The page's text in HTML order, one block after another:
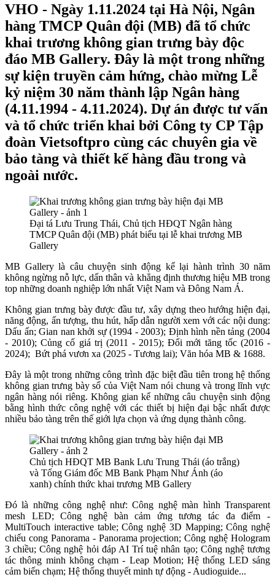
VHO - Ngày 1.11.2024 tại Hà Nội, Ngân
hàng TMCP Quân đội (MB) đã tổ chức
khai trương không gian trưng bày độc
đáo MB Gallery. Đây là một trong những
sự kiện truyền cảm hứng, chào mừng Lễ
kỷ niệm 30 năm thành lập Ngân hàng
(4.11.1994 - 4.11.2024). Dự án được tư vấn
và tổ chức triển khai bởi Công ty CP Tập
đoàn Vietsoftpro cùng các chuyên gia về
bảo tàng và thiết kế hàng đầu trong và
ngoài nước.
Đại tá Lưu Trung Thái, Chủ tịch HĐQT Ngân hàng
TMCP Quân đội (MB) phát biểu tại lễ khai trương MB
Gallery
MB Gallery là câu chuyện sinh động kể lại hành trình 30 năm
không ngừng nỗ lực, dấn thân và khẳng định thương hiệu MB trong
top những doanh nghiệp lớn nhất Việt Nam và Đông Nam Á.
Không gian trưng bày được đầu tư, xây dựng theo hướng hiện đại,
năng động, ấn tượng, thu hút, hấp dẫn người xem với các nội dung:
Dấu ấn; Gian nan khởi sự (1994 - 2003); Định hình nền tảng (2004
- 2010); Củng cố giá trị (2011 - 2015); Đổi mới tăng tốc (2016 -
2024); Bứt phá vươn xa (2025 - Tương lai); Văn hóa MB & 1688.
Đây là một trong những công trình đặc biệt đầu tiên trong hệ thống
không gian trưng bày số của Việt Nam nói chung và trong lĩnh vực
ngân hàng nói riêng. Không gian kể những câu chuyện sinh động
bằng hình thức công nghệ với các thiết bị hiện đại bậc nhất được
nhiều bảo tàng trên thế giới lựa chọn và ứng dụng thành công.
Chủ tịch HĐQT MB Bank Lưu Trung Thái (áo trắng)
và Tổng Giám đốc MB Bank Phạm Như Ánh (áo
xanh) chính thức khai trương MB Gallery
Đó là những công nghệ như: Công nghệ màn hình Transparent
mesh LED; Công nghệ bàn cảm ứng tương tác đa điểm -
MultiTouch interactive table; Công nghệ 3D Mapping; Công nghệ
chiếu cong Panorama - Panorama projection; Công nghệ Hologram
3 chiều; Công nghệ hỏi đáp AI Trí tuệ nhân tạo; Công nghệ tương
tác thông minh không chạm - Leap Motion; Hệ thống LED sáng
cảm biến chạm; Hệ thống thuyết minh tự động - Audioguide...